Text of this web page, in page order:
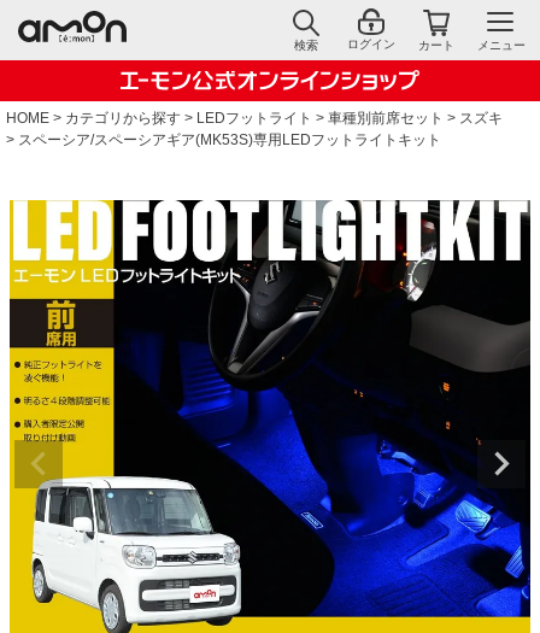
検索 ログイン カート メニュー
HOME カテゴリから探す LEDフットライト 車種別前席セット
スズキ
スペーシア/スペーシアギア(MK53S)専用LEDフットライトキット